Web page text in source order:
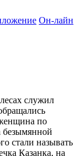
Он-лайн
служил
по
безымянной
стали называть
Казанка, на